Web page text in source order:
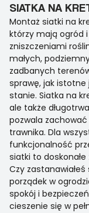
SIATKA NA
Montaż siatki na
którzy mają ogród
zniszczeniami
małych,
zadbanych
sprawę, jak
stanie. Siatka na
ale także
pozwala
trawnika. Dla
funkcjonalność
siatki to
Czy
porządek w
spokój i
cieszenie się w